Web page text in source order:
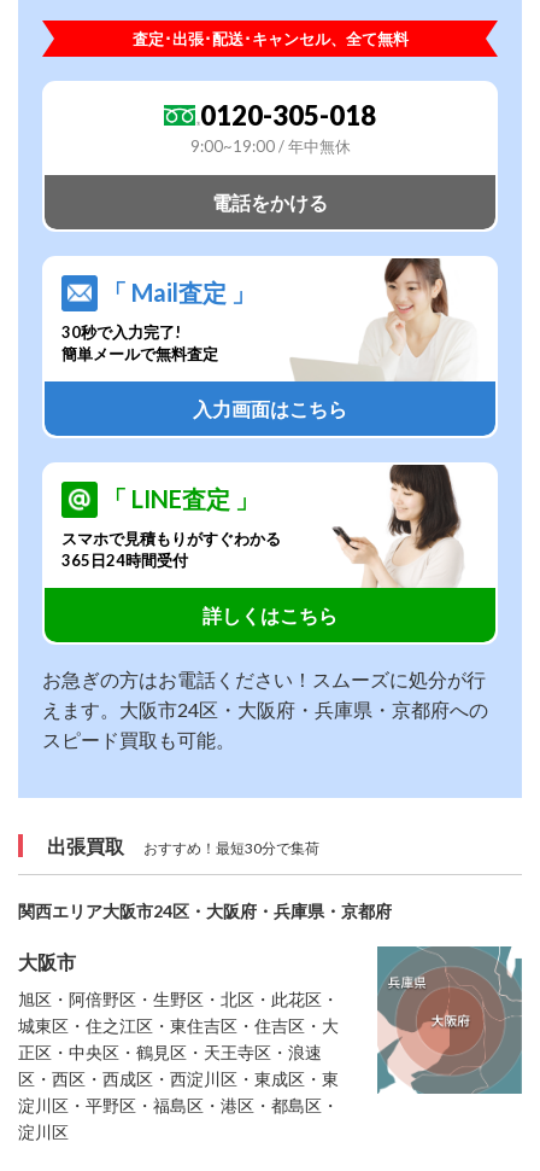
査定･出張･配送･キャンセル、全て無料
0120-305-018
9:00~19:00 / 年中無休
電話をかける
「 Mail査定 」
30秒で入力完了!
簡単メールで無料査定
入力画面はこちら
「 LINE査定 」
スマホで見積もりがすぐわかる
365日24時間受付
詳しくはこちら
お急ぎの方はお電話ください！スムーズに処分が行
えます。大阪市24区・大阪府・兵庫県・京都府への
スピード買取も可能。
出張買取 おすすめ！最短30分で集荷
関西エリア大阪市24区・大阪府・兵庫県・京都府
大阪市
旭区・阿倍野区・生野区・北区・此花区・
城東区・住之江区・東住吉区・住吉区・大
正区・中央区・鶴見区・天王寺区・浪速
区・西区・西成区・西淀川区・東成区・東
淀川区・平野区・福島区・港区・都島区・
淀川区